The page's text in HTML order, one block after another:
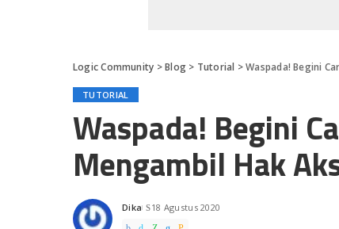
Logic Community >Blog> Tutorial >Waspada! Begini
TUTORIAL
Waspada! Begini
Mengambil Hak
Posted
Dika 18 Agustus 2020